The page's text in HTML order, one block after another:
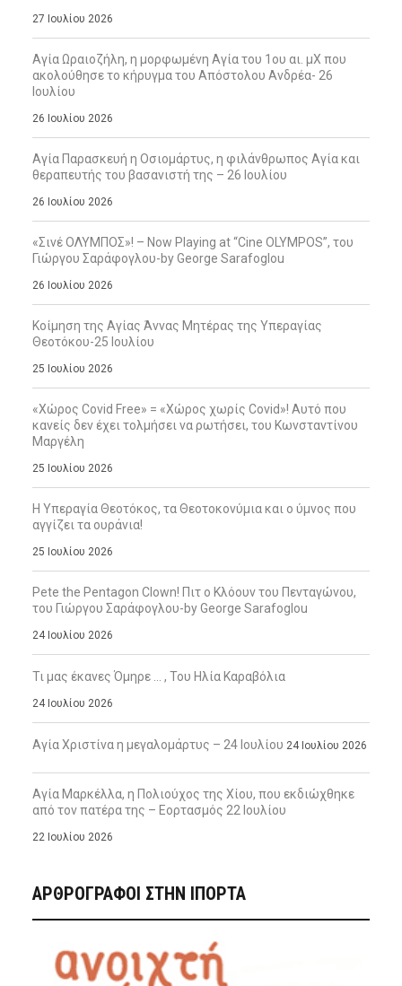
27 Ιουλίου 2026
Αγία Ωραιοζήλη, η μορφωμένη Αγία του 1ου αι. μΧ που
ακολούθησε το κήρυγμα του Απόστολου Ανδρέα- 26
Ιουλίου
26 Ιουλίου 2026
Αγία Παρασκευή η Οσιομάρτυς, η φιλάνθρωπος Αγία και
θεραπευτής του βασανιστή της – 26 Ιουλίου
26 Ιουλίου 2026
«Σινέ ΟΛΥΜΠΟΣ»! – Now Playing at “Cine OLYMPOS”, του
Γιώργου Σαράφογλου-by George Sarafoglou
26 Ιουλίου 2026
Κοίμηση της Αγίας Άννας Μητέρας της Υπεραγίας
Θεοτόκου-25 Ιουλίου
25 Ιουλίου 2026
«Χώρος Covid Free» = «Χώρος χωρίς Covid»! Αυτό που
κανείς δεν έχει τολμήσει να ρωτήσει, του Κωνσταντίνου
Μαργέλη
25 Ιουλίου 2026
Η Υπεραγία Θεοτόκος, τα Θεοτοκονύμια και ο ύμνος που
αγγίζει τα ουράνια!
25 Ιουλίου 2026
Pete the Pentagon Clown! Πιτ ο Κλόουν του Πενταγώνου,
του Γιώργου Σαράφογλου-by George Sarafoglou
24 Ιουλίου 2026
Τι μας έκανες Όμηρε … , Του Ηλία Καραβόλια
24 Ιουλίου 2026
Αγία Χριστίνα η μεγαλομάρτυς – 24 Ιουλίου 24 Ιουλίου 2026
Αγία Μαρκέλλα, η Πολιούχος της Χίου, που εκδιώχθηκε
από τον πατέρα της – Εορτασμός 22 Ιουλίου
22 Ιουλίου 2026
ΑΡΘΡΟΓΡΑΦΟΙ ΣΤΗΝ IΠΟΡΤΑ